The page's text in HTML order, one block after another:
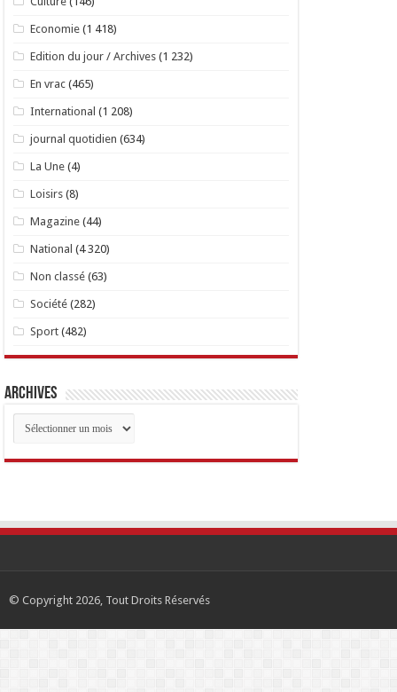
Economie (1 418)
Edition du jour / Archives (1 232)
En vrac (465)
International (1 208)
journal quotidien (634)
La Une (4)
Loisirs (8)
Magazine (44)
National (4 320)
Non classé (63)
Société (282)
Sport (482)
Archives
Archives
© Copyright 2026, Tout Droits Réservés